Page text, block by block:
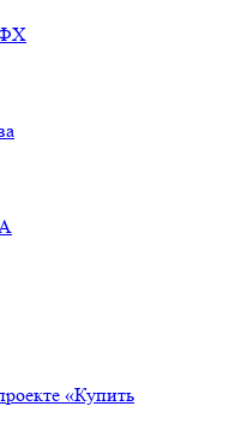
«Купить